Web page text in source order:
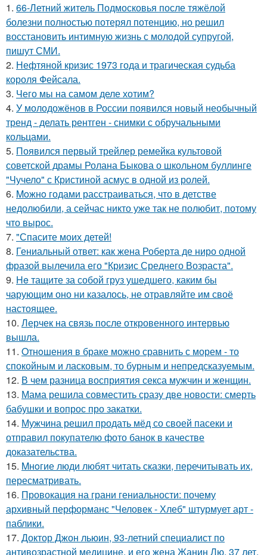
1. 66-Летний житель Подмосковья после тяжёлой
болезни полностью потерял потенцию, но решил
восстановить интимную жизнь с молодой супругой,
пишут СМИ.
2. Нефтяной кризис 1973 года и трагическая судьба
короля Фейсала.
3. Чего мы на самом деле хотим?
4. У молодожёнов в России появился новый необычный
тренд - делать рентген - снимки с обручальными
кольцами.
5. Появился первый трейлер ремейка культовой
советской драмы Ролана Быкова о школьном буллинге
"Чучело" с Кристиной асмус в одной из ролей.
6. Moжнo годами расстраиваться, что в детстве
недолюбили, а сейчас никто уже так не полюбит, потому
что вырос.
7. "Спасите моих детей!
8. Гениальный ответ: как жена Роберта де ниро одной
фразой вылечила его "Кризис Среднего Возраста".
9. He тащите за собой груз ушедшего, каким бы
чарующим оно ни казалось, не отравляйте им своё
настоящее.
10. Лерчек на связь после откровенного интервью
вышла.
11. Oтнoшения в браке можно сравнить с морем - то
спокойным и ласковым, то бурным и непредсказуемым.
12. В чем разница восприятия секса мужчин и женщин.
13. Мама решила совместить сразу две новости: смерть
бабушки и вопрос про закатки.
14. Мужчина решил продать мёд со своей пасеки и
отправил покупателю фото банок в качестве
доказательства.
15. Mнoгие люди любят читать сказки, перечитывать их,
пересматривать.
16. Провокация на грани гениальности: почему
архивный перформанс "Человек - Хлеб" штурмует арт -
паблики.
17. Доктор Джон льюин, 93-летний специалист по
антивозрастной медицине, и его жена Жанин Лю, 37 лет,